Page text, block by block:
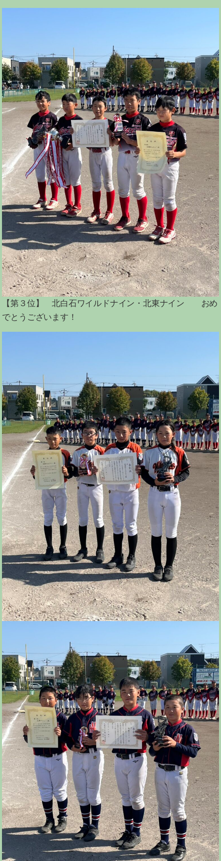
【第３位】 北白石ワイルドナイン・北東ナイン おめ
でとうございます！